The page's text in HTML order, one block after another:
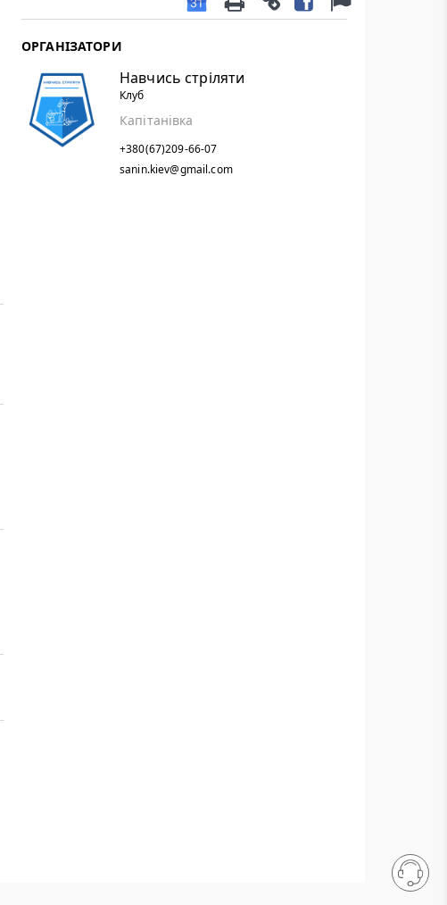
ОРГАНІЗАТОРИ
Навчись стріляти
Клуб
Капітанівка
+380(67)209-66-07
sanin.kiev@gmail.com